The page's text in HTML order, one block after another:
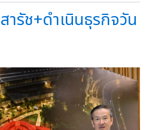
ารัช+ดำเนินธุรกิจวัน